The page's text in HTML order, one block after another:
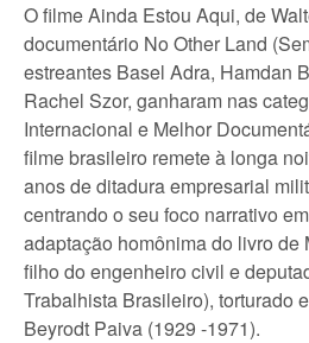
O filme Ainda Estou Aqui, de
documentário No Other Land
estreantes Basel Adra, Hamdan
Rachel Szor, ganharam nas
Internacional e Melhor
filme brasileiro remete à longa
anos de ditadura empresarial
centrando o seu foco narrativo
adaptação homônima do livro de
filho do engenheiro civil e
Trabalhista Brasileiro), torturado
Beyrodt Paiva (1929 -1971).